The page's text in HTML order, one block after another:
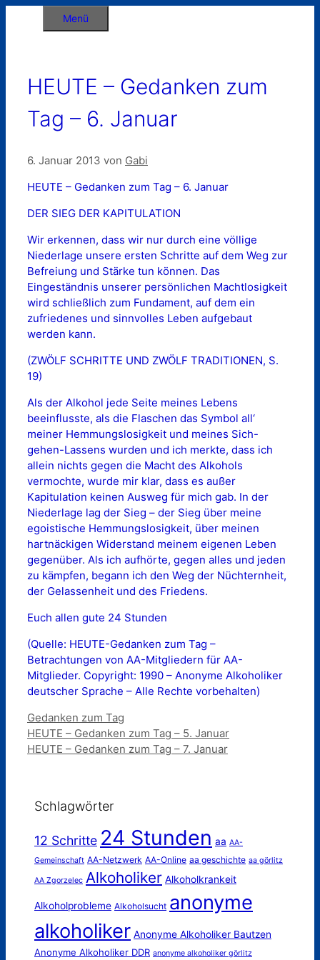
Menü
HEUTE – Gedanken zum
Tag – 6. Januar
6. Januar 2013 von Gabi
HEUTE – Gedanken zum Tag – 6. Januar
DER SIEG DER KAPITULATION
Wir erkennen, dass wir nur durch eine völlige
Niederlage unsere ersten Schritte auf dem Weg zur
Befreiung und Stärke tun können. Das
Eingeständnis unserer persönlichen Machtlosigkeit
wird schließlich zum Fundament, auf dem ein
zufriedenes und sinnvolles Leben aufgebaut
werden kann.
(ZWÖLF SCHRITTE UND ZWÖLF TRADITIONEN, S.
19)
Als der Alkohol jede Seite meines Lebens
beeinflusste, als die Flaschen das Symbol all‘
meiner Hemmungslosigkeit und meines Sich-
gehen-Lassens wurden und ich merkte, dass ich
allein nichts gegen die Macht des Alkohols
vermochte, wurde mir klar, dass es außer
Kapitulation keinen Ausweg für mich gab. In der
Niederlage lag der Sieg – der Sieg über meine
egoistische Hemmungslosigkeit, über meinen
hartnäckigen Widerstand meinem eigenen Leben
gegenüber. Als ich aufhörte, gegen alles und jeden
zu kämpfen, begann ich den Weg der Nüchternheit,
der Gelassenheit und des Friedens.
Euch allen gute 24 Stunden
(Quelle: HEUTE-Gedanken zum Tag –
Betrachtungen von AA-Mitgliedern für AA-
Mitglieder. Copyright: 1990 – Anonyme Alkoholiker
deutscher Sprache – Alle Rechte vorbehalten)
Kategorien
Gedanken zum Tag
HEUTE – Gedanken zum Tag – 5. Januar
HEUTE – Gedanken zum Tag – 7. Januar
Schlagwörter
12 Schritte 24 Stunden aa AA-
Gemeinschaft AA-Netzwerk AA-Online aa geschichte aa görlitz
AA Zgorzelec Alkoholiker Alkoholkrankeit
Alkoholprobleme Alkoholsucht anonyme
alkoholiker Anonyme Alkoholiker Bautzen
Anonyme Alkoholiker DDR anonyme alkoholiker görlitz